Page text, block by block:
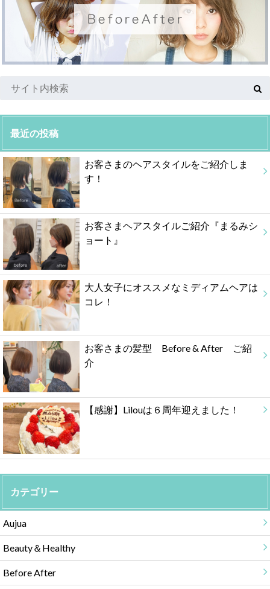
最近の投稿
お客さまのヘアスタイルをご紹介しま
す！
お客さまヘアスタイルご紹介『まるみシ
ョート』
大人女子にオススメなミディアムヘアは
コレ！
お客さまの髪型 Before & After ご紹
介
【感謝】Lilouは６周年迎えました！
カテゴリー
Aujua
Beauty＆Healthy
Before After